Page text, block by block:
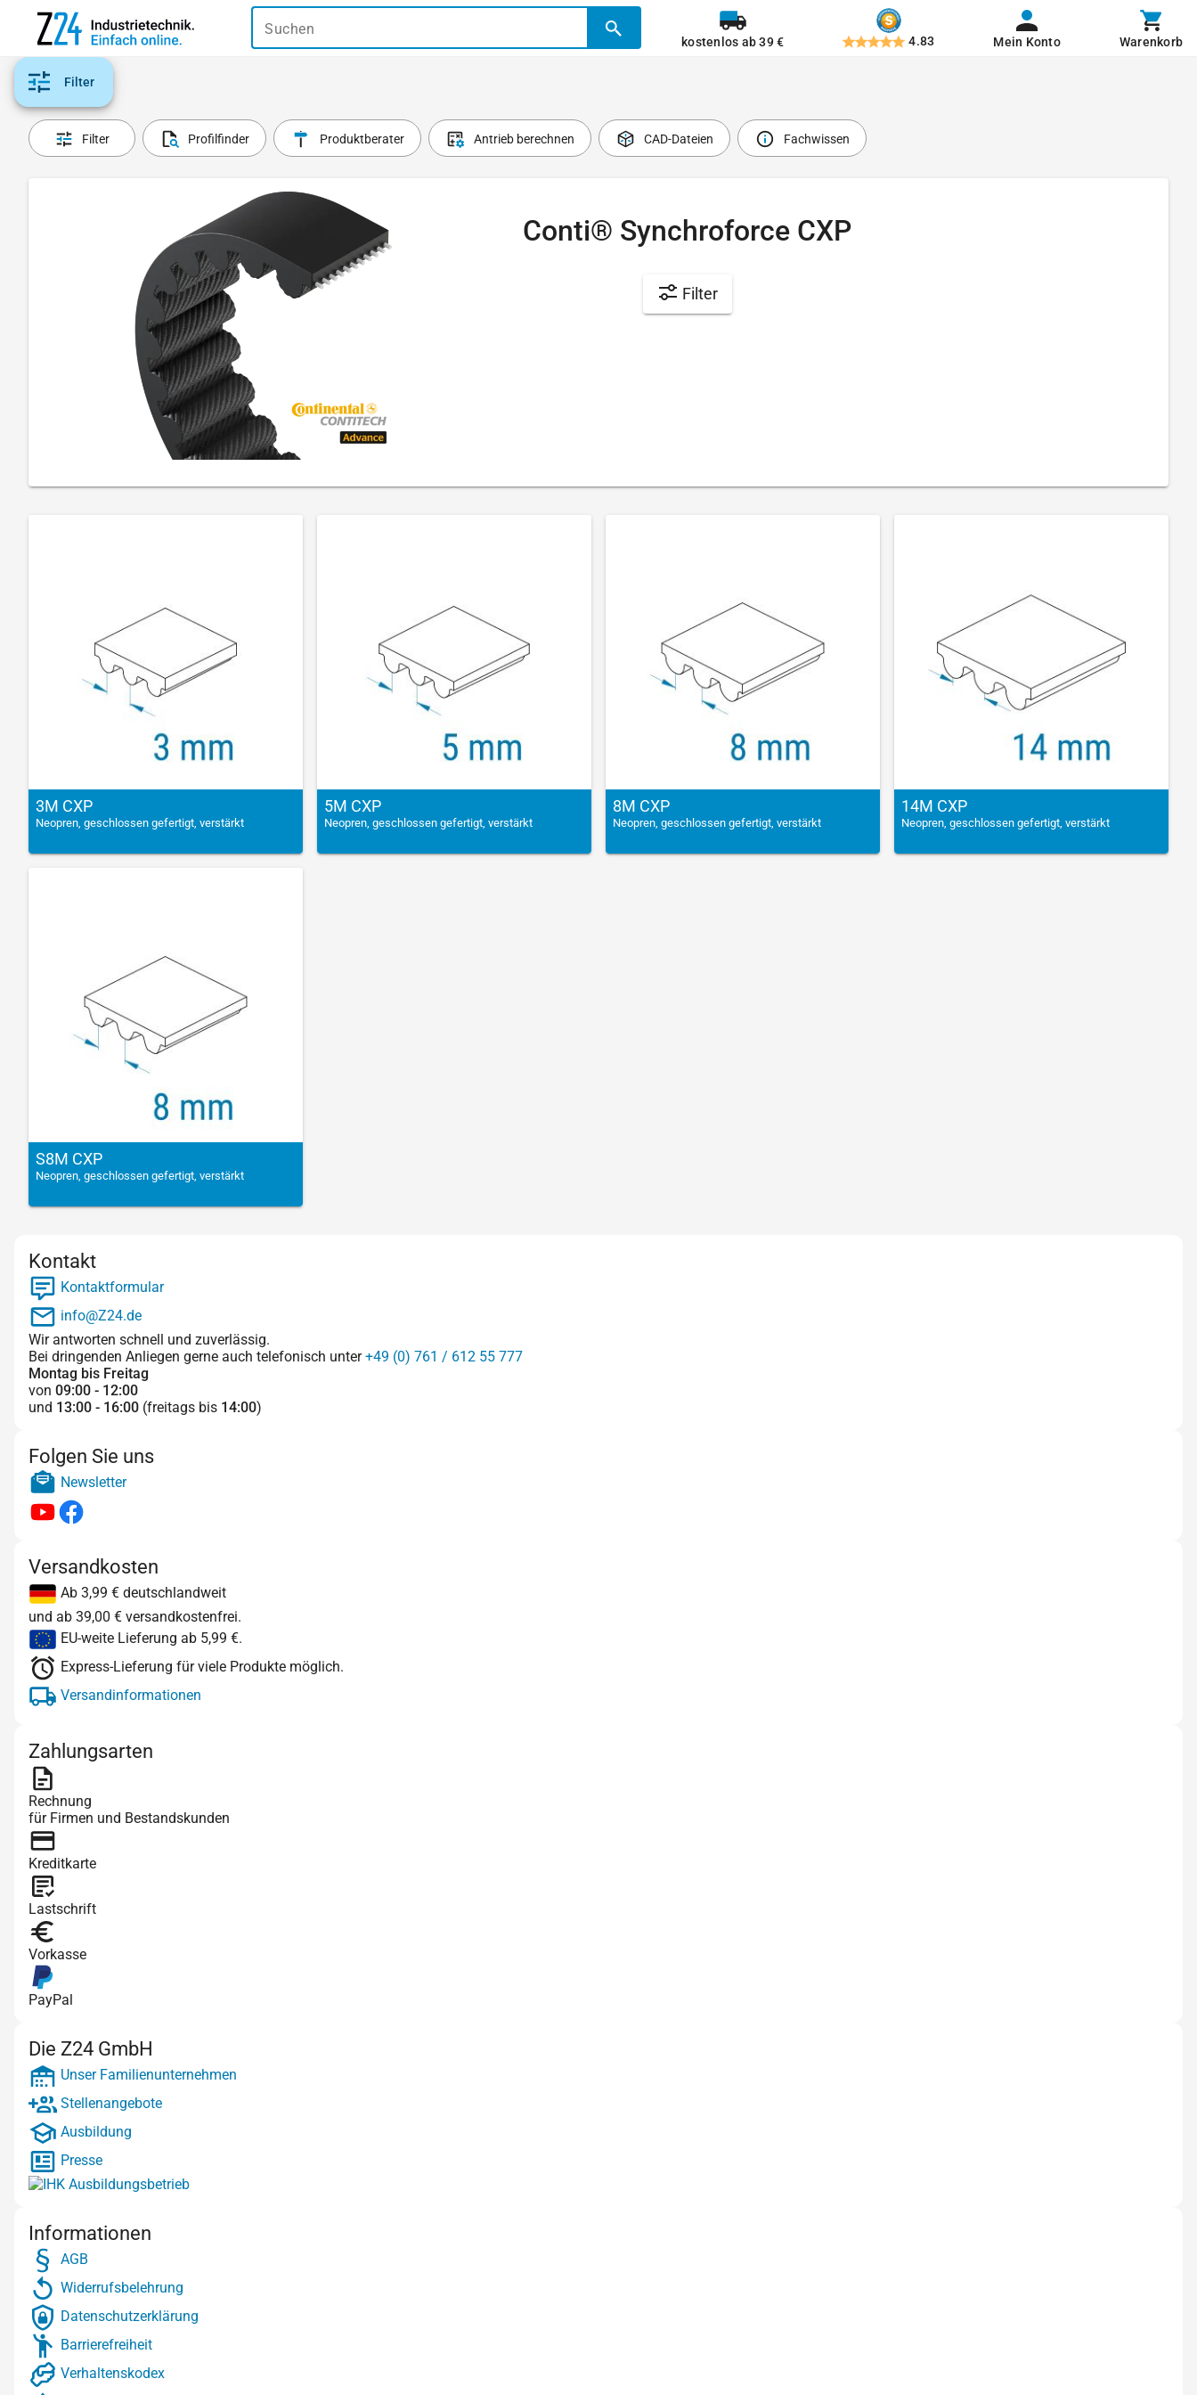
Suchen
kostenlos ab 39 € 4.83 Mein Konto Warenkorb
Filter
Filter Profilfinder Produktberater Antrieb berechnen CAD-Dateien Fachwissen
Conti® Synchroforce CXP
Filter
3M CXP
Neopren, geschlossen gefertigt, verstärkt
5M CXP
Neopren, geschlossen gefertigt, verstärkt
8M CXP
Neopren, geschlossen gefertigt, verstärkt
14M CXP
Neopren, geschlossen gefertigt, verstärkt
S8M CXP
Neopren, geschlossen gefertigt, verstärkt
Kontakt
Kontaktformular
info@Z24.de
Wir antworten schnell und zuverlässig.
Bei dringenden Anliegen gerne auch telefonisch unter+49 (0) 761 / 612 55 777
Montag bis Freitag
von 09:00 - 12:00
und 13:00 - 16:00 (freitags bis 14:00)
Folgen Sie uns
Newsletter
Versandkosten
Ab 3,99 € deutschlandweit
und ab 39,00 € versandkostenfrei.
EU-weite Lieferung ab 5,99 €.
Express-Lieferung für viele Produkte möglich.
Versandinformationen
Zahlungsarten
Rechnung
für Firmen und Bestandskunden
Kreditkarte
Lastschrift
Vorkasse
PayPal
Die Z24 GmbH
Unser Familienunternehmen
Stellenangebote
Ausbildung
Presse
Informationen
AGB
Widerrufsbelehrung
Datenschutzerklärung
Barrierefreiheit
Verhaltenskodex